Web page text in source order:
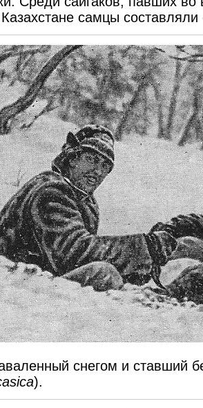
Казахстане самцы
снегом и ставший
).